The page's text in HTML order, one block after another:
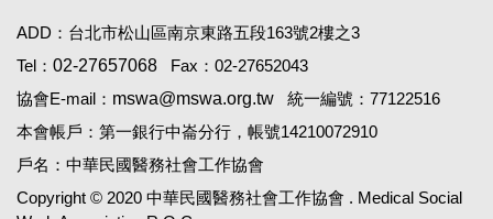
ADD：台北市松山區南京東路五段163號2樓之3
Tel： 02-27657068
Fax：02-27652043
協會E-mail： mswa@mswa.org.tw
統一編號：77122516
本會帳戶：第一銀行中崙分行，帳號14210072910
戶名：中華民國醫務社會工作協會
Copyright © 2020 中華民國醫務社會工作協會 . Medical Social